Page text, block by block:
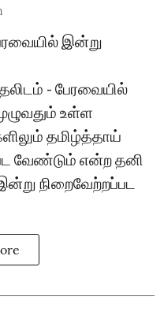
இன்று
- பேரவையில்
உள்ள
தமிழ்த்தாய்
வேண்டும் என்ற தனி
நிறைவேற்றப்பட